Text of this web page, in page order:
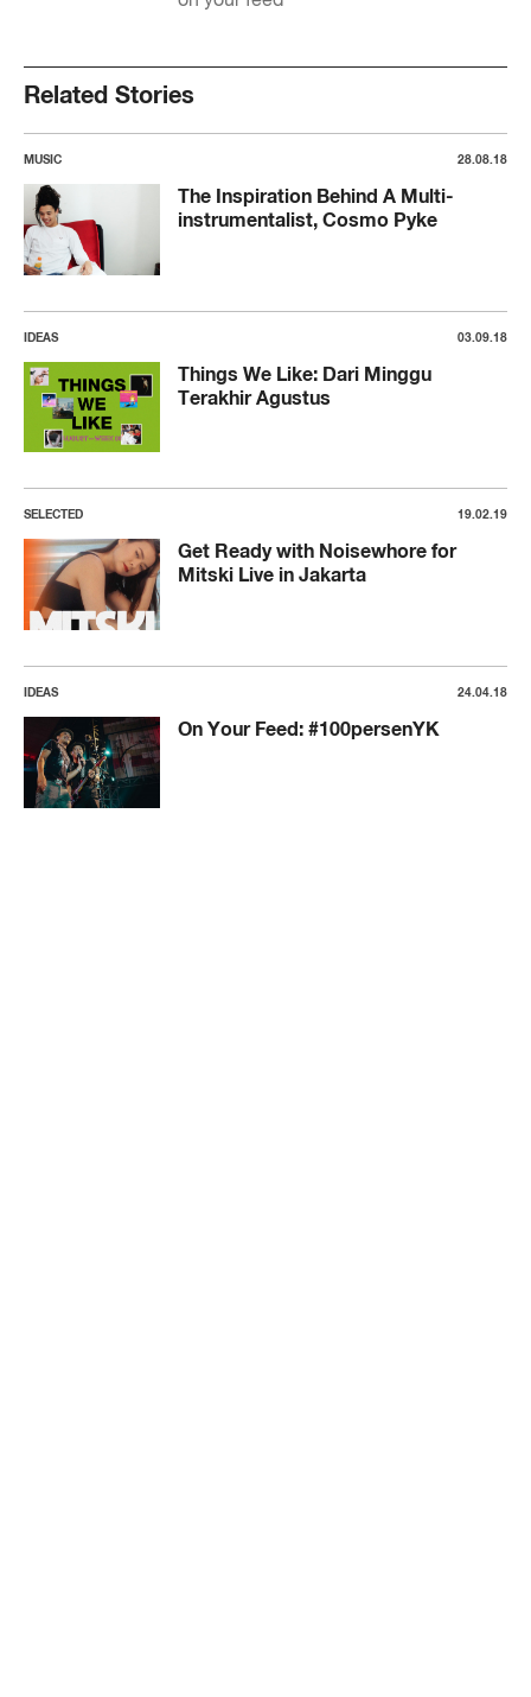
Related Stories
MUSIC 28.08.18
The Inspiration Behind A Multi-
instrumentalist, Cosmo Pyke
IDEAS 03.09.18
Things We Like: Dari Minggu
Terakhir Agustus
SELECTED 19.02.19
Get Ready with Noisewhore for
Mitski Live in Jakarta
IDEAS 24.04.18
On Your Feed: #100persenYK